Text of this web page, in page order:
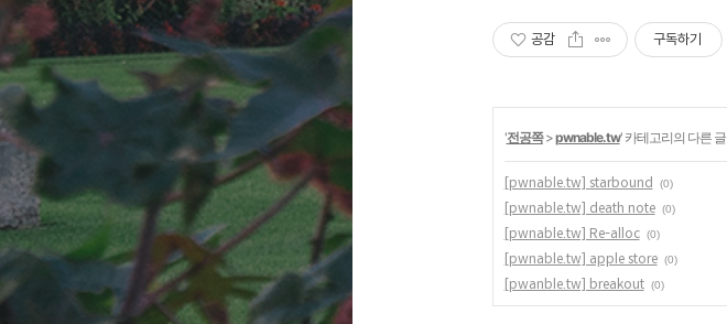
공감 구독하기
'전공쪽>pwnable.tw' 카테고리의 다른 글
[pwnable.tw] starbound (0)
[pwnable.tw] death note (0)
[pwnable.tw] Re-alloc (0)
[pwnable.tw] apple store (0)
[pwanble.tw] breakout (0)